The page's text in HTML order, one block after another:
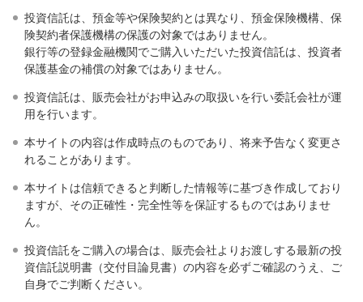
投資信託は、預金等や保険契約とは異なり、預金保険機構、保
険契約者保護機構の保護の対象ではありません。
銀行等の登録金融機関でご購入いただいた投資信託は、投資者
保護基金の補償の対象ではありません。
投資信託は、販売会社がお申込みの取扱いを行い委託会社が運
用を行います。
本サイトの内容は作成時点のものであり、将来予告なく変更さ
れることがあります。
本サイトは信頼できると判断した情報等に基づき作成しており
ますが、その正確性・完全性等を保証するものではありませ
ん。
投資信託をご購入の場合は、販売会社よりお渡しする最新の投
資信託説明書（交付目論見書）の内容を必ずご確認のうえ、ご
自身でご判断ください。